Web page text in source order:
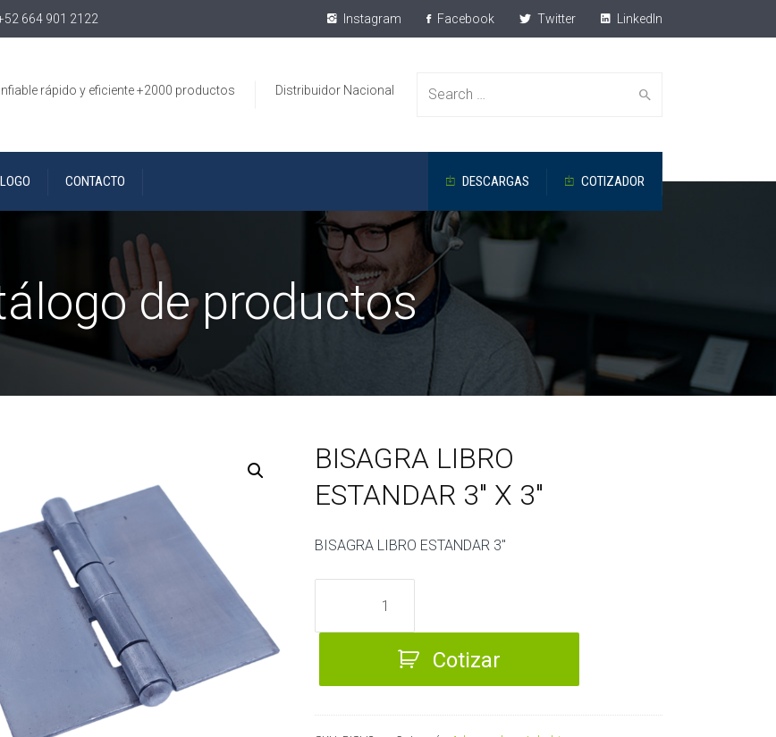
664 901 2122 Instagram Facebook Twitter LinkedIn
Search
for:
Distribuidor Nacional
rápido y eficiente +2000 productos
CONTACTO COTIZADOR
DESCARGAS
de productos
BISAGRA LIBRO
ESTANDAR 3″ X 3″
BISAGRA LIBRO ESTANDAR 3″
ESTANDAR
X
Cotizar